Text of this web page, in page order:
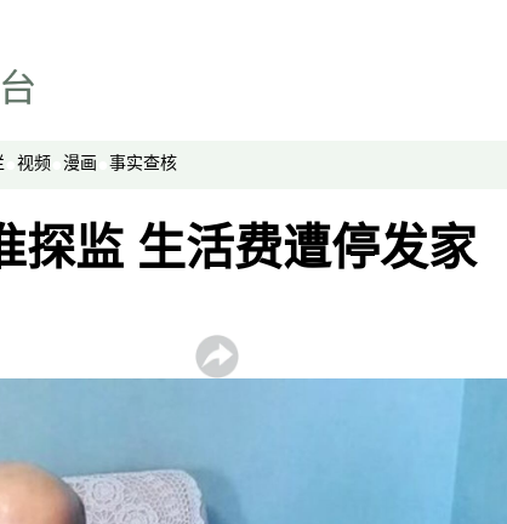
视频 漫画 事实查核兵家常事
探监 生活费遭停发家